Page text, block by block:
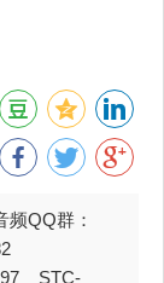
QQ群：
STC-